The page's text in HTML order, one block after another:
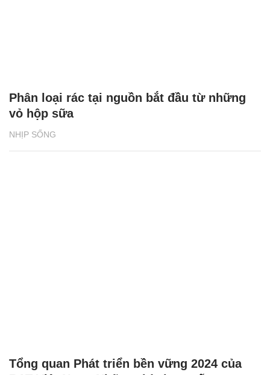
NHỊP SỐNG
Phân loại rác tại nguồn bắt đầu từ những
vỏ hộp sữa
Tổng quan Phát triển bền vững 2024 của